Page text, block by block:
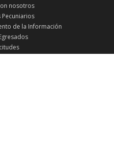
nosotros
Pecuniarios
de la Información